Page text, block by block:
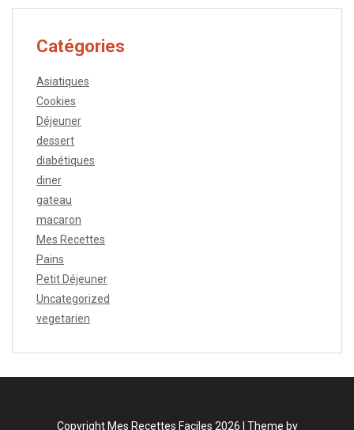
Catégories
Asiatiques
Cookies
Déjeuner
dessert
diabétiques
diner
gateau
macaron
Mes Recettes
Pains
Petit Déjeuner
Uncategorized
vegetarien
Copyright Mes Recettes Faciles 2026 | Theme by